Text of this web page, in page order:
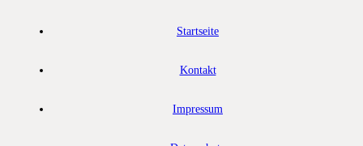
Startseite
Kontakt
Impressum